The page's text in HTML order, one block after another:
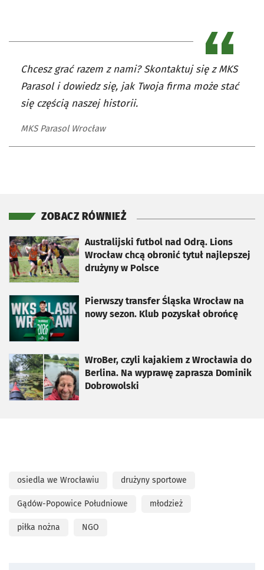
Chcesz grać razem z nami? Skontaktuj się z MKS
Parasol i dowiedz się, jak Twoja firma może stać
się częścią naszej historii.
MKS Parasol Wrocław
ZOBACZ RÓWNIEŻ
Australijski futbol nad Odrą. Lions
Wrocław chcą obronić tytuł najlepszej
drużyny w Polsce
otworzy się w nowej karcie
Pierwszy transfer Śląska Wrocław na
nowy sezon. Klub pozyskał obrońcę
otworzy się w nowej karcie
WroBer, czyli kajakiem z Wrocławia do
Berlina. Na wyprawę zaprasza Dominik
Dobrowolski
otworzy się w nowej karcie
osiedla we Wrocławiu drużyny sportowe
Gądów-Popowice Południowe młodzież
piłka nożna NGO